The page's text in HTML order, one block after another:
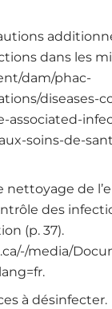
dans les
dam/phac-
diseases-
associated-
soins-de-
nettoyage de
des
(p. 37).
media/
à désinfecter.